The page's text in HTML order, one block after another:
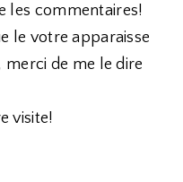
les commentaires!
le votre apparaisse
merci de me le dire
visite!